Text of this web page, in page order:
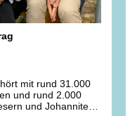
mit rund 31.000
und rund 2.000
und Johannitern